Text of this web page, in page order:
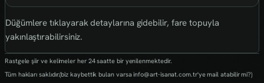
Düğümlere tıklayarak detaylarına gidebilir, fare topuyla
yakınlaştırabilirsiniz.
Rastgele şiir ve kelimeler her 24 saatte bir yenilenmektedir.
Tüm hakları saklıdır.(biz kaybettik bulan varsa info@art-isanat.com.tr'ye mail atabilir mi?)